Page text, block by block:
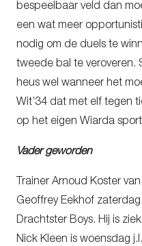
bespeelbaar veld dan
een wat meer
nodig om de duels te
tweede bal te veroveren.
heus wel wanneer het
Wit’34 dat met elf tegen
op het eigen Wiarda
Vader geworden
Trainer Arnoud Koster
Geoffrey Eekhof
Drachtster Boys. Hij is
Nick Kleen is woensdag